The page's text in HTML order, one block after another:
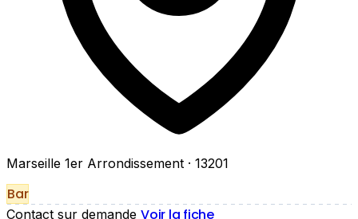
Marseille 1er Arrondissement · 13201
Bar
Contact sur demande Voir la fiche